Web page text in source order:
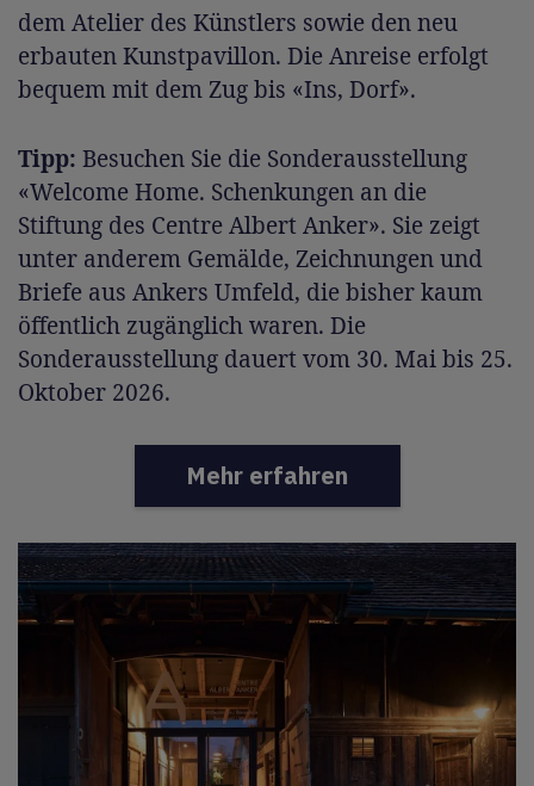
dem Atelier des Künstlers sowie den neu
erbauten Kunstpavillon. Die Anreise erfolgt
bequem mit dem Zug bis «Ins, Dorf».
Tipp: Besuchen Sie die Sonderausstellung
«Welcome Home. Schenkungen an die
Stiftung des Centre Albert Anker». Sie zeigt
unter anderem Gemälde, Zeichnungen und
Briefe aus Ankers Umfeld, die bisher kaum
öffentlich zugänglich waren. Die
Sonderausstellung dauert vom 30. Mai bis 25.
Oktober 2026.
Mehr erfahren